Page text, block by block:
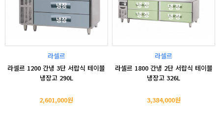
라셀르
라셀르 1200 간냉 3단 서랍식 테이블
냉장고 290L
2,601,000원
라셀르
라셀르 1800 간냉 2단 서랍식 테이블
냉장고 326L
3,384,000원